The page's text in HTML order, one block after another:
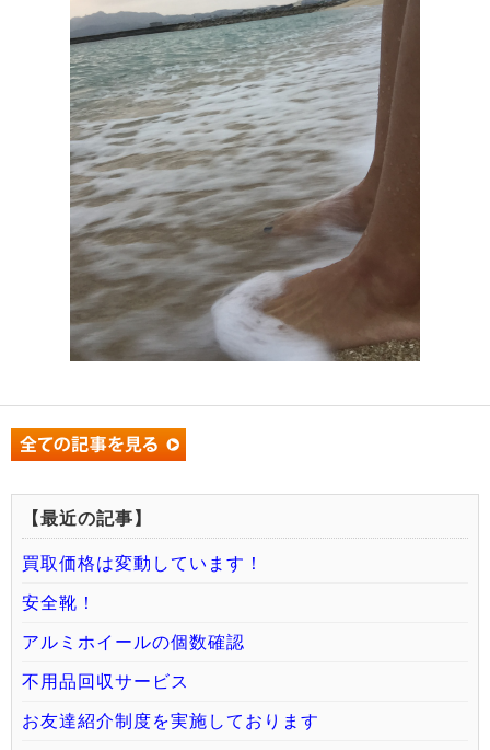
【最近の記事】
買取価格は変動しています！
安全靴！
アルミホイールの個数確認
不用品回収サービス
お友達紹介制度を実施しております